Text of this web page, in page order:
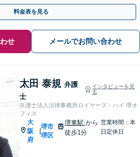
り添った金額設定
料金表を見る
せ メールでお問い合わせ
太田 泰規 弁護
士
インタビューを見
る
弁護士法人法律事務所ロイヤーズ・ハイ 堺オ
フィス
大
阪
府
堺市
堺区
堺東駅 から
徒歩1分
営業時間：本
日定休日